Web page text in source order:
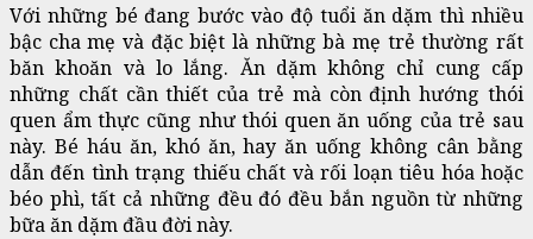
Với những bé đang bước vào độ tuổi ăn dặm thì nhiều
bậc cha mẹ và đặc biệt là những bà mẹ trẻ thường rất
băn khoăn và lo lắng. Ăn dặm không chỉ cung cấp
những chất cần thiết của trẻ mà còn định hướng thói
quen ẩm thực cũng như thói quen ăn uống của trẻ sau
này. Bé háu ăn, khó ăn, hay ăn uống không cân bằng
dẫn đến tình trạng thiếu chất và rối loạn tiêu hóa hoặc
béo phì, tất cả những đều đó đều bắn nguồn từ những
bữa ăn dặm đầu đời này.